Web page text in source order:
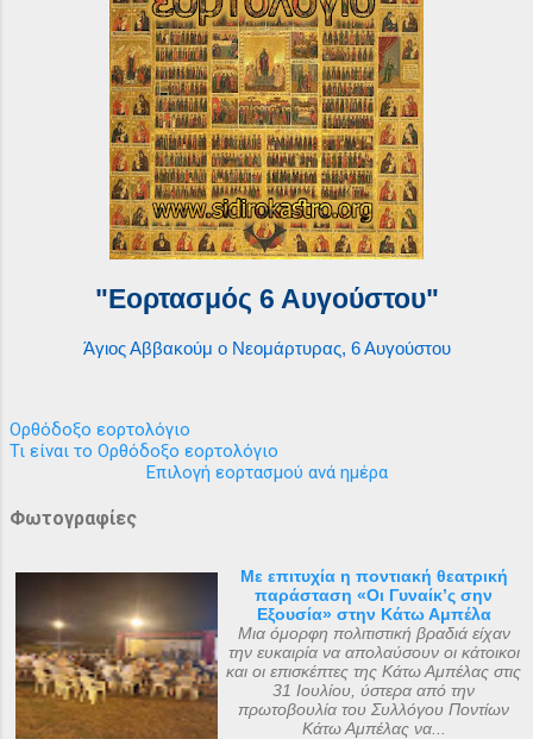
"Εορτασμός 6 Αυγούστου"
Άγιος Αββακούμ ο Νεομάρτυρας, 6 Αυγούστου
Ορθόδοξο εορτολόγιο
Τι είναι το Ορθόδοξο εορτολόγιο
Επιλογή εορτασμού ανά ημέρα
Φωτογραφίες
Με επιτυχία η ποντιακή θεατρική
παράσταση «Οι Γυναίκ’ς σην
Εξουσία» στην Κάτω Αμπέλα
Μια όμορφη πολιτιστική βραδιά είχαν
την ευκαιρία να απολαύσουν οι κάτοικοι
και οι επισκέπτες της Κάτω Αμπέλας στις
31 Ιουλίου, ύστερα από την
πρωτοβουλία του Συλλόγου Ποντίων
Κάτω Αμπέλας να...